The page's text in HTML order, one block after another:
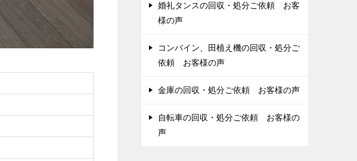
婚礼タンスの回収・処分ご依頼 お客
様の声
コンバイン、田植え機の回収・処分ご
依頼 お客様の声
金庫の回収・処分ご依頼 お客様の声
自転車の回収・処分ご依頼 お客様の
声